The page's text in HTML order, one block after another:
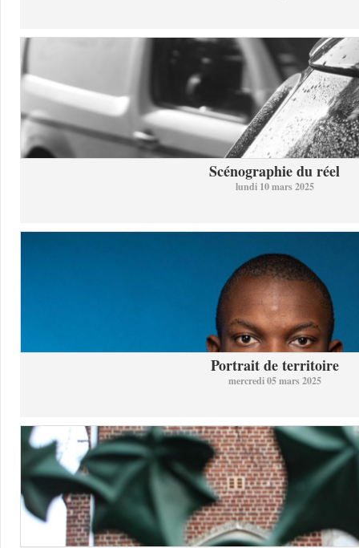
Scénographie du réel
lundi 10 mars 2025
Portrait de territoire
mercredi 05 mars 2025